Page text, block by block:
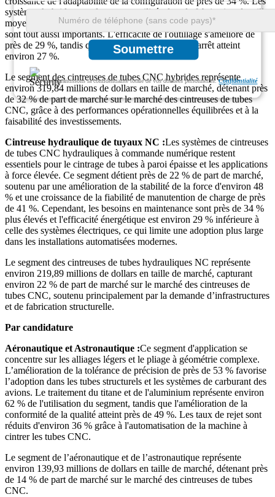
Soumettre
Nous garantissons la confidentialité totale de vos données personnelles.Confidentialité
systèmes hybrides sont largement utilisés dans la fabrication de taille
moyenne, où la polyvalence de la production et le contrôle des coûts
sont tout aussi importants. L'efficacité de l'outillage s'améliore de
près de 29 %, tandis que la réduction des temps d'arrêt atteint
environ 27 %.
Le segment des cintreuses de tubes CNC hybrides représente
environ 319,84 millions de dollars en taille de marché, détenant près
de 32 % de part de marché sur le marché des cintreuses de tubes
CNC, grâce à des performances opérationnelles équilibrées et à la
faisabilité des investissements.
Cintreuse hydraulique de tuyaux NC :Les systèmes de cintreuses
de tubes CNC hydrauliques à commande numérique restent
essentiels pour le cintrage de tubes à paroi épaisse et les applications
à force élevée. Ce segment détient près de 22 % de part de marché,
soutenu par une amélioration de la stabilité de la force d'environ 48
% et une croissance de la fiabilité de manutention de charge de près
de 41 %. Cependant, les besoins en maintenance sont près de 34 %
plus élevés et l'efficacité énergétique est environ 29 % inférieure à
celle des systèmes électriques, ce qui limite une adoption plus large
dans les installations automatisées modernes.
Le segment des cintreuses de tubes hydrauliques NC représente
environ 219,89 millions de dollars en taille de marché, capturant
environ 22 % de part de marché sur le marché des cintreuses de
tubes CNC, soutenu principalement par la demande d’infrastructures
et de fabrication structurelle.
Par candidature
Aéronautique et Astronautique :Ce segment d'application se
concentre sur les alliages légers et le pliage à géométrie complexe.
L’amélioration de la tolérance de précision de près de 53 % favorise
l’adoption dans les tubes structurels et les systèmes de carburant des
avions. Le traitement du titane et de l'aluminium représente environ
62 % de l'utilisation du segment, tandis que l'amélioration de la
conformité de la qualité atteint près de 49 %. Les taux de rejet sont
réduits d'environ 36 % grâce à l'automatisation de la machine à
cintrer les tubes CNC.
Le segment de l’aéronautique et de l’astronautique représente
environ 139,93 millions de dollars en taille de marché, détenant près
de 14 % de part de marché sur le marché des cintreuses de tubes
CNC.